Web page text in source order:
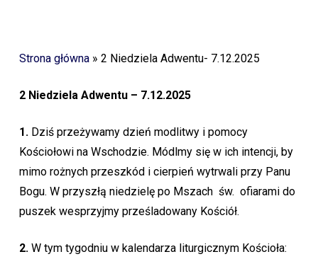
Strona główna» 2 Niedziela Adwentu- 7.12.2025
2 Niedziela Adwentu – 7.12.2025
1.Dziś przeżywamy dzień modlitwy i pomocy
Kościołowi na Wschodzie. Módlmy się w ich intencji, by
mimo rożnych przeszkód i cierpień wytrwali przy Panu
Bogu. W przyszłą niedzielę po Mszach św. ofiarami do
puszek wesprzyjmy prześladowany Kościół.
2.W tym tygodniu w kalendarza liturgicznym Kościoła: